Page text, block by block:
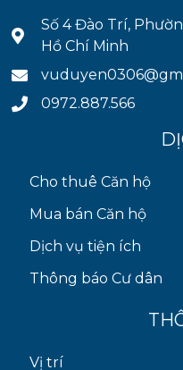
Số 4 Đào Trí,
Hồ Chí Minh
0972.887.566
Cho thuê Căn hộ
Mua bán Căn hộ
Dịch vụ tiện ích
Thông báo Cư dân
Vị trí